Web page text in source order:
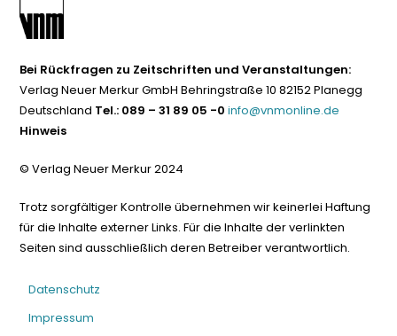
Bei Rückfragen zu Zeitschriften und Veranstaltungen:
Verlag Neuer Merkur GmbH Behringstraße 10 82152 Planegg
Deutschland Tel.: 089 – 31 89 05 -0 info@vnmonline.de
Hinweis
© Verlag Neuer Merkur 2024
Trotz sorgfältiger Kontrolle übernehmen wir keinerlei Haftung
für die Inhalte externer Links. Für die Inhalte der verlinkten
Seiten sind ausschließlich deren Betreiber verantwortlich.
Datenschutz
Impressum